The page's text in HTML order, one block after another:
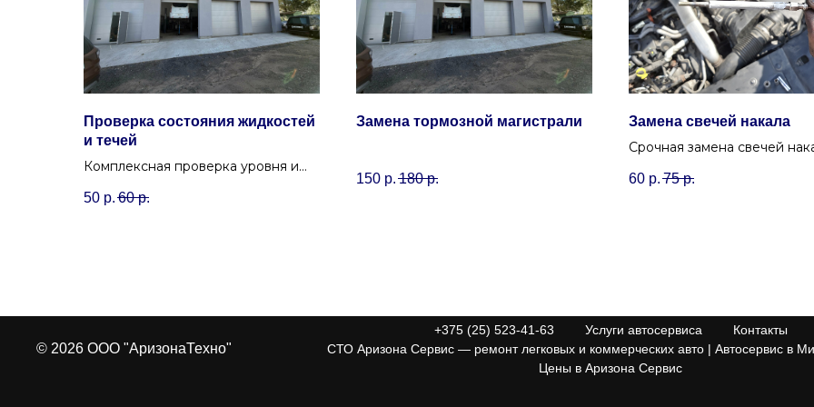
Проверка состояния жидкостей
и течей
Комплексная проверка уровня и
жидкостей с одновременным
50 р. 60 р.
Замена тормозной магистрали
150 р. 180 р.
Замена свечей накала
Срочная замена свечей
дизеля в любую погоду с
60 р. 75 р.
© 2026 ООО "АризонаТехно"
+375 (25) 523-41-63 Услуги автосервиса
Контакты
СТО Аризона Сервис — ремонт легковых и коммерческих авто | Автосервис в
Цены в Аризона Сервис